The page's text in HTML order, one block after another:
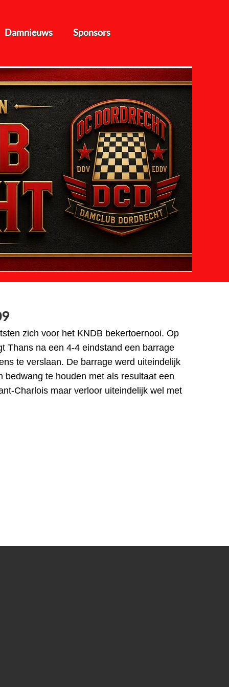
zich voor het KNDB bekertoernooi. Op
Thans na een 4-4 eindstand een barrage
te verslaan. De barrage werd uiteindelijk
te houden met als resultaat een
Charlois maar verloor uiteindelijk wel met
Damnieuws Sponsors